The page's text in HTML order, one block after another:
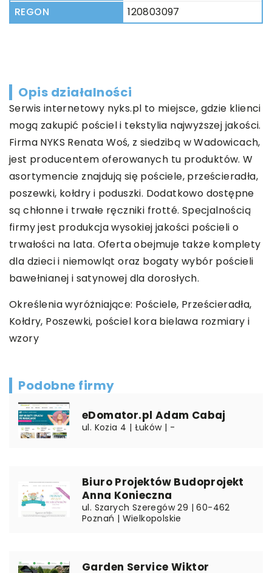
REGON
120803097
Opis działalności
Serwis internetowy nyks.pl to miejsce, gdzie klienci
mogą zakupić pościel i tekstylia najwyższej jakości.
Firma NYKS Renata Woś, z siedzibą w Wadowicach,
jest producentem oferowanych tu produktów. W
asortymencie znajdują się pościele, prześcieradła,
poszewki, kołdry i poduszki. Dodatkowo dostępne
są chłonne i trwałe ręczniki frotté. Specjalnością
firmy jest produkcja wysokiej jakości pościeli o
trwałości na lata. Oferta obejmuje także komplety
dla dzieci i niemowląt oraz bogaty wybór pościeli
bawełnianej i satynowej dla dorosłych.
Określenia wyróżniające: Pościele, Prześcieradła,
Kołdry, Poszewki, pościel kora bielawa rozmiary i
wzory
Podobne firmy
eDomator.pl Adam Cabaj
ul. Kozia 4 | Łuków | -
Biuro Projektów Budoprojekt
Anna Konieczna
ul. Szarych Szeregów 29 | 60-462
Poznań | Wielkopolskie
Garden Service Wiktor